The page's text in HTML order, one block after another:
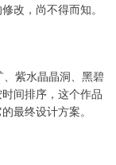
改，尚不得而知。
紫水晶晶洞、黑碧
间排序，这个作品
最终设计方案。